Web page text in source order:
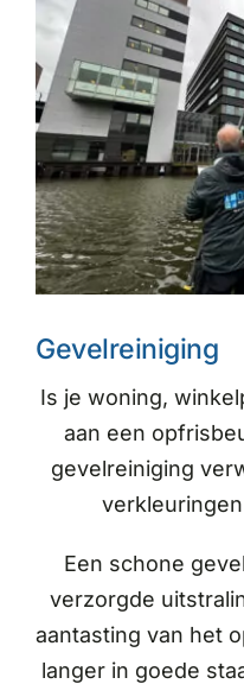
Gevelreiniging
Is je woning,
aan een
gevelreiniging
Een schone
verzorgde
aantasting van het
langer in goede